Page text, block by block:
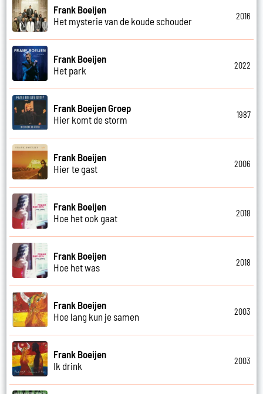
Frank Boeijen
Het mysterie van de koude schouder
2016
Frank Boeijen
Het park
2022
Frank Boeijen Groep
Hier komt de storm
1987
Frank Boeijen
Hier te gast
2006
Frank Boeijen
Hoe het ook gaat
2018
Frank Boeijen
Hoe het was
2018
Frank Boeijen
Hoe lang kun je samen
2003
Frank Boeijen
Ik drink
2003